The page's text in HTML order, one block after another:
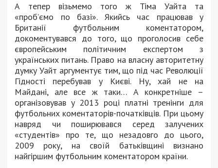
А тепер візьмемо того ж Тіма Уайта та
«проб’ємо по базі». Якийсь час працював у
Британії футбольним коментатором,
докоментувався до того, що проголосив себе
європейським політичним експертом з
українських питань. Право на власну авторитетну
думку Уайт аргументує тим, що під час Революції
Гідності перебував у Києві. Ну, хай не на
Майдані, але все ж таки… А конкретніше –
організовував у 2013 році платні тренінги для
футбольних коментаторів-початківців. При цьому
навряд чи поширювався серед залучених
«студентів» про те, що незадовго до цього,
2009 року, на своїй батьківщині визнано
найгіршим футбольним коментатором країни.